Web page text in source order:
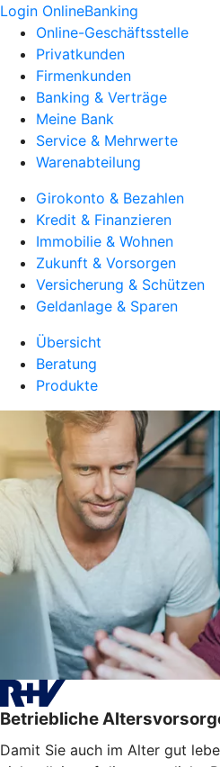
Login OnlineBanking
Online-Geschäftsstelle
Privatkunden
Firmenkunden
Banking & Verträge
Meine Bank
Service & Mehrwerte
Warenabteilung
Girokonto & Bezahlen
Kredit & Finanzieren
Immobilie & Wohnen
Zukunft & Vorsorgen
Versicherung & Schützen
Geldanlage & Sparen
Übersicht
Beratung
Produkte
Betriebliche
Damit Sie auch im Alter gut